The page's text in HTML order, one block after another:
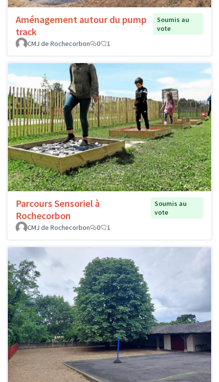
Aménagement autour du pump
track
Soumis au
vote
CMJ de Rochecorbon
0 1
Parcours Sensoriel à
Rochecorbon
Soumis au
vote
CMJ de Rochecorbon
0 1